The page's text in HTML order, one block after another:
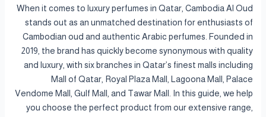
When it comes to luxury perfumes in Qatar, Cambodia Al Oud
stands out as an unmatched destination for enthusiasts of
Cambodian oud and authentic Arabic perfumes. Founded in
2019, the brand has quickly become synonymous with quality
and luxury, with six branches in Qatar’s finest malls including
Mall of Qatar, Royal Plaza Mall, Lagoona Mall, Palace
Vendome Mall, Gulf Mall, and Tawar Mall. In this guide, we help
you choose the perfect product from our extensive range,